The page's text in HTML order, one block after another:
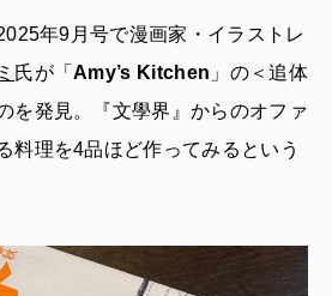
年9月号で漫画家・イラストレ
氏が「Amy’s Kitchen 」の＜追体
を発見。『文學界』からのオファ
料理を4品ほど作ってみるという